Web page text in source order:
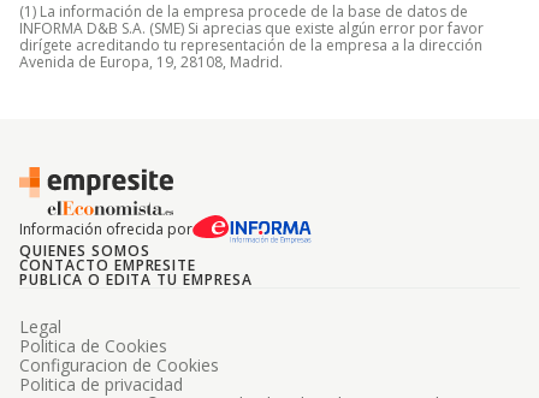
(1) La información de la empresa procede de la base de datos de
INFORMA D&B S.A. (SME) Si aprecias que existe algún error por favor
dirígete acreditando tu representación de la empresa a la dirección
Avenida de Europa, 19, 28108, Madrid.
Información ofrecida por
QUIENES SOMOS
CONTACTO EMPRESITE
PUBLICA O EDITA TU EMPRESA
Legal
Politica de Cookies
Configuracion de Cookies
Politica de privacidad